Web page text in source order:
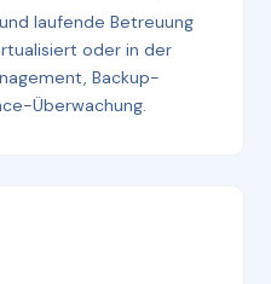
laufende Betreuung
oder in der
Backup-
Überwachung.